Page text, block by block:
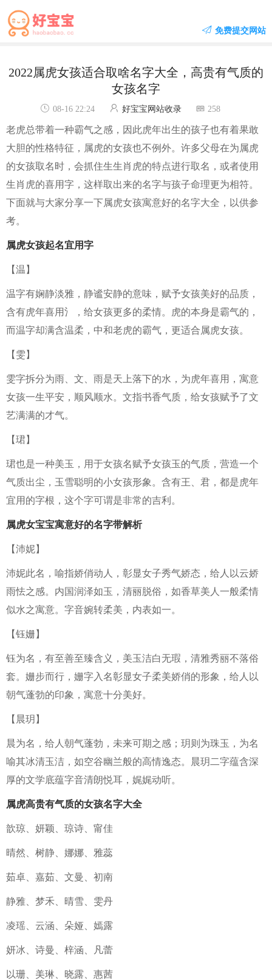
免费提交网站
2022属虎女孩适合取啥名字大全，高贵有气质的
女孩名字
08-16 22:24 好宝宝网站收录 258
老虎总带着一种霸气之感，因此虎年出生的孩子也有着果敢
大胆的性格特征，属虎的女孩也不例外。许多父母在为属虎
的女孩取名时，会抓住生生肖虎的特点进行取名，或者使用
生肖虎的喜用字，这样取出来的名字与孩子命理更为相符。
下面就与大家分享一下属虎女孩寓意好的名字大全，以供参
考。
属虎女孩起名宜用字
【温】
温字有娴静淡雅，静谧安静的意味，赋予女孩美好的品质，
含有虎年喜用氵，给女孩更多的柔情。虎的本身是霸气的，
而温字却满含温柔，中和老虎的霸气，更适合属虎女孩。
【雯】
雯字拆分为雨、文、雨是天上落下的水，为虎年喜用，寓意
女孩一生平安，顺风顺水。文指书香气质，给女孩赋予了文
艺满满的才气。
【珺】
珺也是一种美玉，用于女孩名赋予女孩玉的气质，营造一个
气质出尘，玉雪聪明的小女孩形象。含有王、君，都是虎年
宜用的字根，这个字可谓是非常的吉利。
属虎女宝宝寓意好的名字带解析
【沛妮】
沛妮此名，喻指娇俏动人，彰显女子秀气娇态，给人以云娇
雨怯之感。内国润泽如玉，清丽脱俗，如香草美人一般柔情
似水之寓意。字音婉转柔美，内表如一。
【钰姗】
钰为名，有至善至臻含义，美玉洁白无瑕，清雅秀丽不落俗
套。姗步而行，姗字入名彰显女子柔美娇俏的形象，给人以
朝气蓬勃的印象，寓意十分美好。
【晨玥】
晨为名，给人朝气蓬勃，未来可期之感；玥则为珠玉，为名
喻其冰清玉洁，如空谷幽兰般的高情逸态。晨玥二字蕴含深
厚的文学底蕴字音清朗悦耳，娓娓动听。
属虎高贵有气质的女孩名字大全
歆琼、妍颖、琼诗、甯佳
晴然、树静、娜娜、雅蕊
茹卓、嘉茹、文曼、初南
静雅、梦禾、晴雪、雯丹
凌瑶、云涵、朵娅、嫣露
妍冰、诗曼、梓涵、凡蕾
以珊、美琳、晓露、惠茜